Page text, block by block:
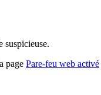
suspicieuse.
page Pare-feu web activé